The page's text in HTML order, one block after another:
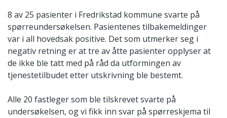
8 av 25 pasienter i Fredrikstad kommune svarte på
spørreundersøkelsen. Pasientenes tilbakemeldinger
var i all hovedsak positive. Det som utmerker seg i
negativ retning er at tre av åtte pasienter opplyser at
de ikke ble tatt med på råd da utformingen av
tjenestetilbudet etter utskrivning ble bestemt.
Alle 20 fastleger som ble tilskrevet svarte på
undersøkelsen, og vi fikk inn svar på spørreskjema til